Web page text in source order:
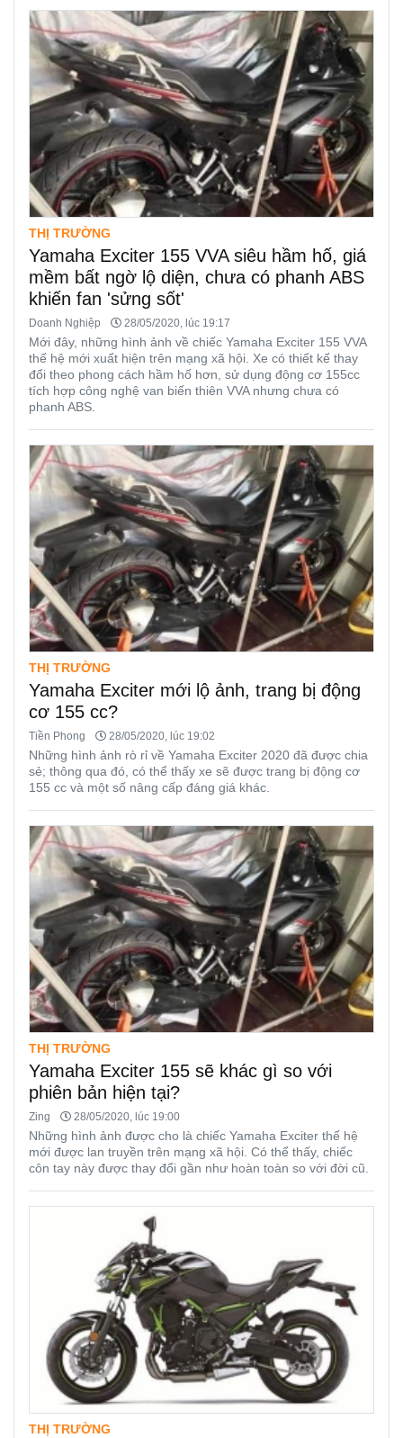
THỊ TRƯỜNG
Yamaha Exciter 155 VVA siêu hầm hố, giá
mềm bất ngờ lộ diện, chưa có phanh ABS
khiến fan 'sửng sốt'
Doanh Nghiệp 28/05/2020, lúc 19:17
Mới đây, những hình ảnh về chiếc Yamaha Exciter 155 VVA
thế hệ mới xuất hiện trên mạng xã hội. Xe có thiết kế thay
đổi theo phong cách hầm hố hơn, sử dụng động cơ 155cc
tích hợp công nghệ van biến thiên VVA nhưng chưa có
phanh ABS.
THỊ TRƯỜNG
Yamaha Exciter mới lộ ảnh, trang bị động
cơ 155 cc?
Tiền Phong 28/05/2020, lúc 19:02
Những hình ảnh rò rỉ về Yamaha Exciter 2020 đã được chia
sẻ; thông qua đó, có thể thấy xe sẽ được trang bị động cơ
155 cc và một số nâng cấp đáng giá khác.
THỊ TRƯỜNG
Yamaha Exciter 155 sẽ khác gì so với
phiên bản hiện tại?
Zing 28/05/2020, lúc 19:00
Những hình ảnh được cho là chiếc Yamaha Exciter thế hệ
mới được lan truyền trên mạng xã hội. Có thể thấy, chiếc
côn tay này được thay đổi gần như hoàn toàn so với đời cũ.
THỊ TRƯỜNG